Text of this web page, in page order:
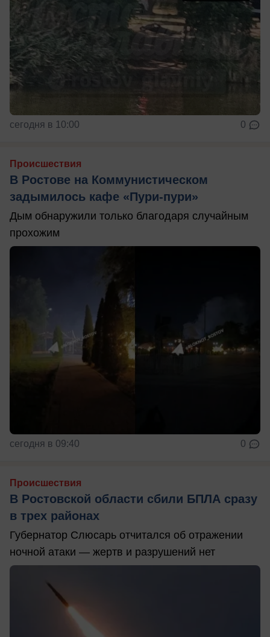
сегодня в 10:00 0
Происшествия
В Ростове на Коммунистическом
задымилось кафе «Пури-пури»
Дым обнаружили только благодаря случайным
прохожим
сегодня в 09:40 0
Происшествия
В Ростовской области сбили БПЛА сразу
в трех районах
Губернатор Слюсарь отчитался об отражении
ночной атаки — жертв и разрушений нет